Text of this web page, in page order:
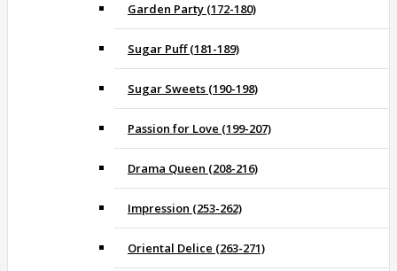
Garden Party (172-180)
Sugar Puff (181-189)
Sugar Sweets (190-198)
Passion for Love (199-207)
Drama Queen (208-216)
Impression (253-262)
Oriental Delice (263-271)